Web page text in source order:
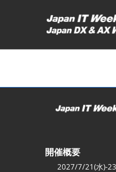
キ
ッ
開催概要
2027/7/21(水)-